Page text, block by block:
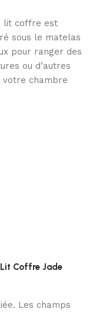
lit coffre est
sous le matelas
pour ranger des
ou d’autres
votre chambre
Coffre Jade
Les champs